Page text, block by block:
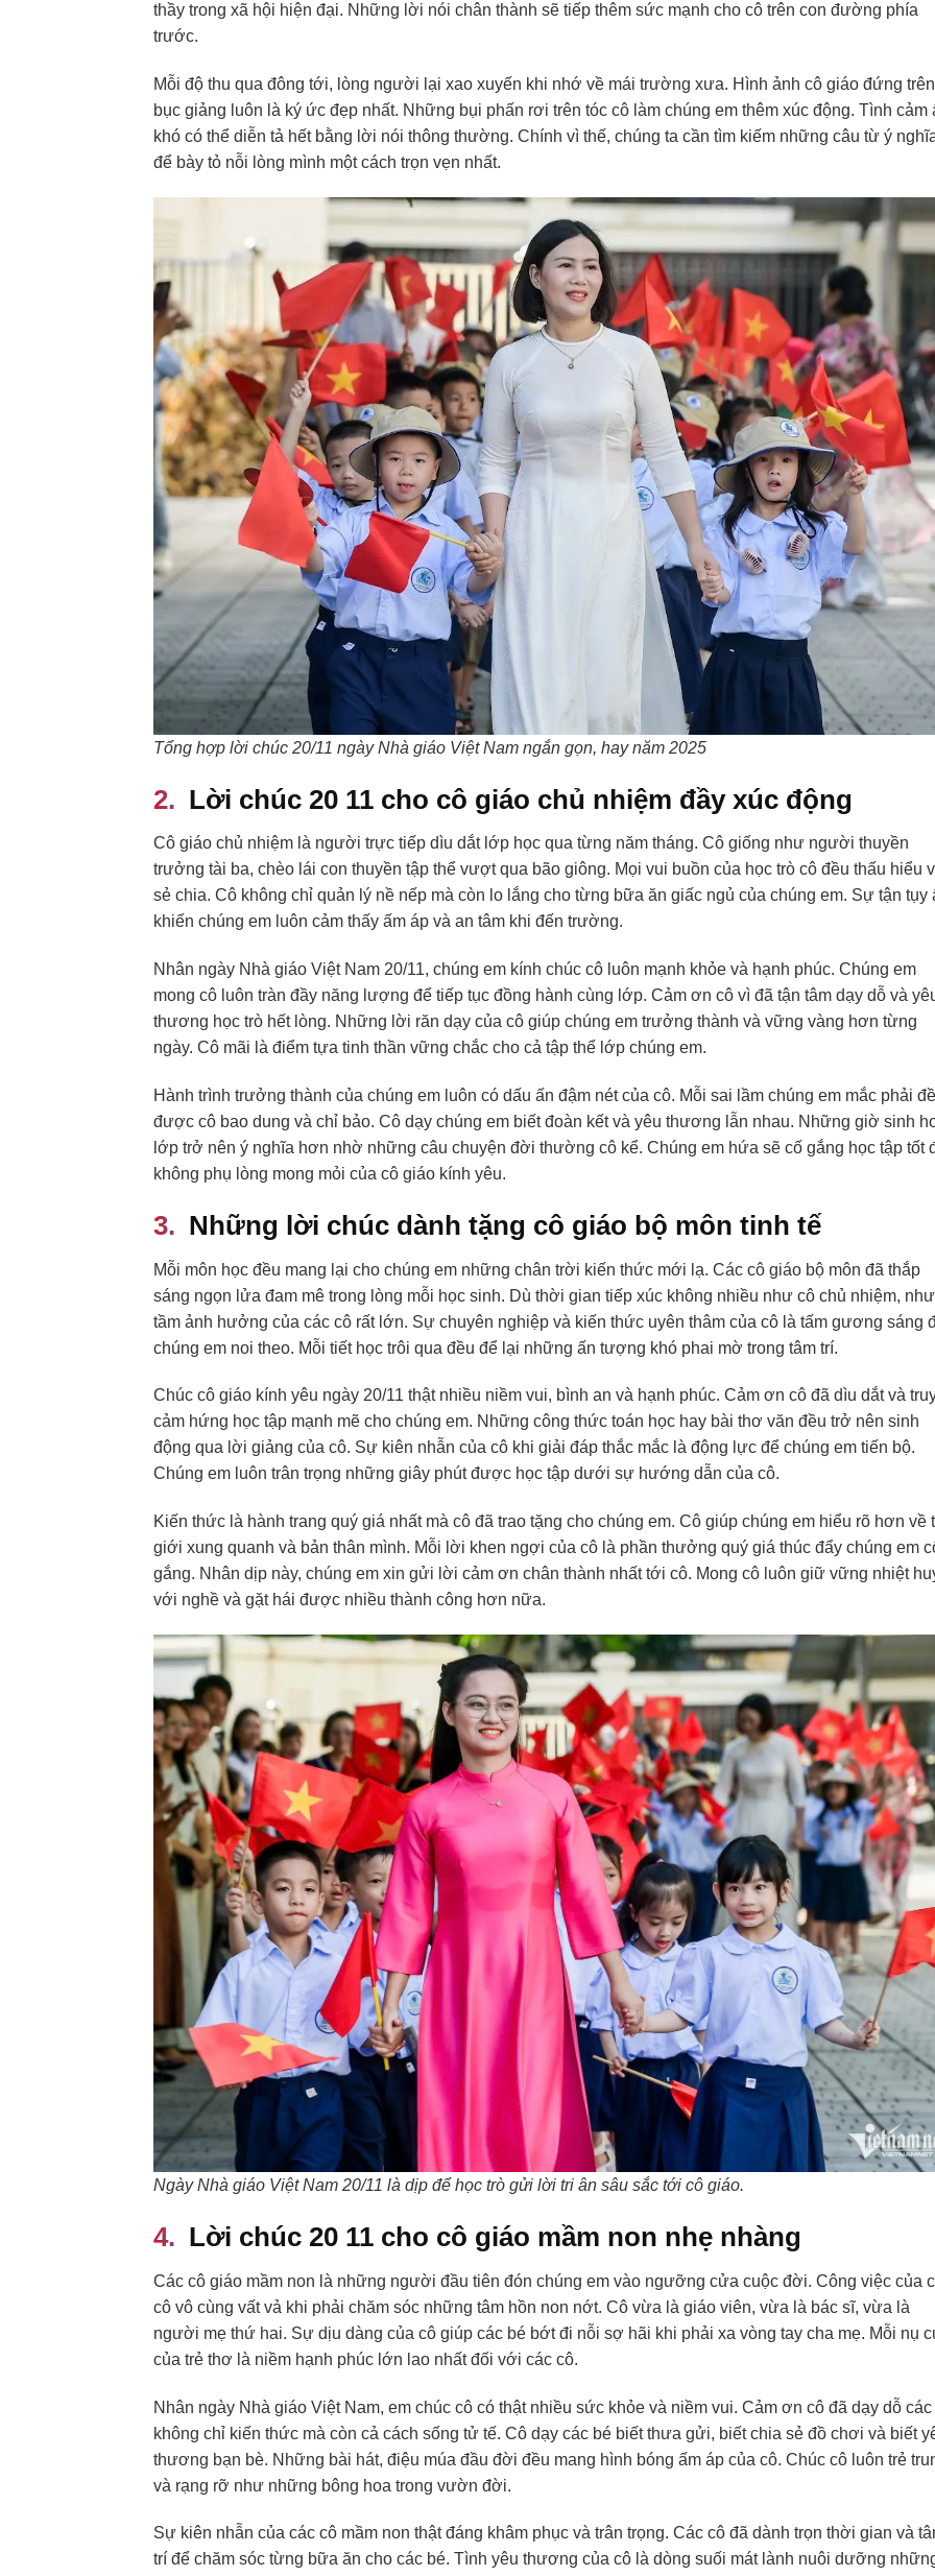
thầy trong xã hội hiện đại. Những lời nói chân thành sẽ tiếp thêm sức mạnh cho cô trên con đường phía
trước.
Mỗi độ thu qua đông tới, lòng người lại xao xuyến khi nhớ về mái trường xưa. Hình ảnh cô giáo đứng trên
bục giảng luôn là ký ức đẹp nhất. Những bụi phấn rơi trên tóc cô làm chúng em thêm xúc động. Tình cảm
khó có thể diễn tả hết bằng lời nói thông thường. Chính vì thế, chúng ta cần tìm kiếm những câu từ ý
để bày tỏ nỗi lòng mình một cách trọn vẹn nhất.
Tổng hợp lời chúc 20/11 ngày Nhà giáo Việt Nam ngắn gọn, hay năm 2025
Lời chúc 20 11 cho cô giáo chủ nhiệm đầy xúc động
Cô giáo chủ nhiệm là người trực tiếp dìu dắt lớp học qua từng năm tháng. Cô giống như người thuyền
trưởng tài ba, chèo lái con thuyền tập thể vượt qua bão giông. Mọi vui buồn của học trò cô đều thấu hiểu
sẻ chia. Cô không chỉ quản lý nề nếp mà còn lo lắng cho từng bữa ăn giấc ngủ của chúng em. Sự tận tụy
khiến chúng em luôn cảm thấy ấm áp và an tâm khi đến trường.
Nhân ngày Nhà giáo Việt Nam 20/11, chúng em kính chúc cô luôn mạnh khỏe và hạnh phúc. Chúng em
mong cô luôn tràn đầy năng lượng để tiếp tục đồng hành cùng lớp. Cảm ơn cô vì đã tận tâm dạy dỗ và
thương học trò hết lòng. Những lời răn dạy của cô giúp chúng em trưởng thành và vững vàng hơn từng
ngày. Cô mãi là điểm tựa tinh thần vững chắc cho cả tập thể lớp chúng em.
Hành trình trưởng thành của chúng em luôn có dấu ấn đậm nét của cô. Mỗi sai lầm chúng em mắc phải
được cô bao dung và chỉ bảo. Cô dạy chúng em biết đoàn kết và yêu thương lẫn nhau. Những giờ sinh
lớp trở nên ý nghĩa hơn nhờ những câu chuyện đời thường cô kể. Chúng em hứa sẽ cố gắng học tập tốt
không phụ lòng mong mỏi của cô giáo kính yêu.
Những lời chúc dành tặng cô giáo bộ môn tinh tế
Mỗi môn học đều mang lại cho chúng em những chân trời kiến thức mới lạ. Các cô giáo bộ môn đã thắp
sáng ngọn lửa đam mê trong lòng mỗi học sinh. Dù thời gian tiếp xúc không nhiều như cô chủ nhiệm,
tầm ảnh hưởng của các cô rất lớn. Sự chuyên nghiệp và kiến thức uyên thâm của cô là tấm gương sáng
chúng em noi theo. Mỗi tiết học trôi qua đều để lại những ấn tượng khó phai mờ trong tâm trí.
Chúc cô giáo kính yêu ngày 20/11 thật nhiều niềm vui, bình an và hạnh phúc. Cảm ơn cô đã dìu dắt và
cảm hứng học tập mạnh mẽ cho chúng em. Những công thức toán học hay bài thơ văn đều trở nên sinh
động qua lời giảng của cô. Sự kiên nhẫn của cô khi giải đáp thắc mắc là động lực để chúng em tiến bộ.
Chúng em luôn trân trọng những giây phút được học tập dưới sự hướng dẫn của cô.
Kiến thức là hành trang quý giá nhất mà cô đã trao tặng cho chúng em. Cô giúp chúng em hiểu rõ hơn về
giới xung quanh và bản thân mình. Mỗi lời khen ngợi của cô là phần thưởng quý giá thúc đẩy chúng em
gắng. Nhân dịp này, chúng em xin gửi lời cảm ơn chân thành nhất tới cô. Mong cô luôn giữ vững nhiệt
với nghề và gặt hái được nhiều thành công hơn nữa.
Ngày Nhà giáo Việt Nam 20/11 là dịp để học trò gửi lời tri ân sâu sắc tới cô giáo.
Lời chúc 20 11 cho cô giáo mầm non nhẹ nhàng
Các cô giáo mầm non là những người đầu tiên đón chúng em vào ngưỡng cửa cuộc đời. Công việc của
cô vô cùng vất vả khi phải chăm sóc những tâm hồn non nớt. Cô vừa là giáo viên, vừa là bác sĩ, vừa là
người mẹ thứ hai. Sự dịu dàng của cô giúp các bé bớt đi nỗi sợ hãi khi phải xa vòng tay cha mẹ. Mỗi nụ
của trẻ thơ là niềm hạnh phúc lớn lao nhất đối với các cô.
Nhân ngày Nhà giáo Việt Nam, em chúc cô có thật nhiều sức khỏe và niềm vui. Cảm ơn cô đã dạy dỗ các
không chỉ kiến thức mà còn cả cách sống tử tế. Cô dạy các bé biết thưa gửi, biết chia sẻ đồ chơi và biết
thương bạn bè. Những bài hát, điệu múa đầu đời đều mang hình bóng ấm áp của cô. Chúc cô luôn trẻ
và rạng rỡ như những bông hoa trong vườn đời.
Sự kiên nhẫn của các cô mầm non thật đáng khâm phục và trân trọng. Các cô đã dành trọn thời gian và
trí để chăm sóc từng bữa ăn cho các bé. Tình yêu thương của cô là dòng suối mát lành nuôi dưỡng